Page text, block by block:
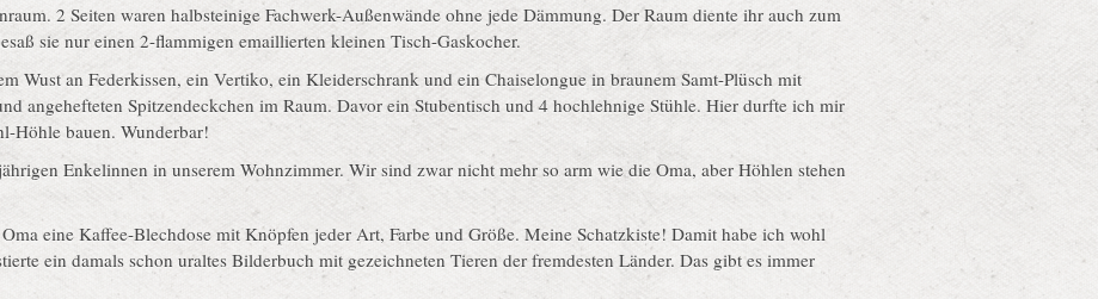
2 Seiten waren halbsteinige Fachwerk-Außenwände ohne jede Dämmung. Der Raum diente ihr auch zum
sie nur einen 2-flammigen emaillierten kleinen Tisch-Gaskocher.
Wust an Federkissen, ein Vertiko, ein Kleiderschrank und ein Chaiselongue in braunem Samt-Plüsch mit
angehefteten Spitzendeckchen im Raum. Davor ein Stubentisch und 4 hochlehnige Stühle. Hier durfte ich mir
Höhle bauen. Wunderbar!
Enkelinnen in unserem Wohnzimmer. Wir sind zwar nicht mehr so arm wie die Oma, aber Höhlen stehen
eine Kaffee-Blechdose mit Knöpfen jeder Art, Farbe und Größe. Meine Schatzkiste! Damit habe ich wohl
ein damals schon uraltes Bilderbuch mit gezeichneten Tieren der fremdesten Länder. Das gibt es immer